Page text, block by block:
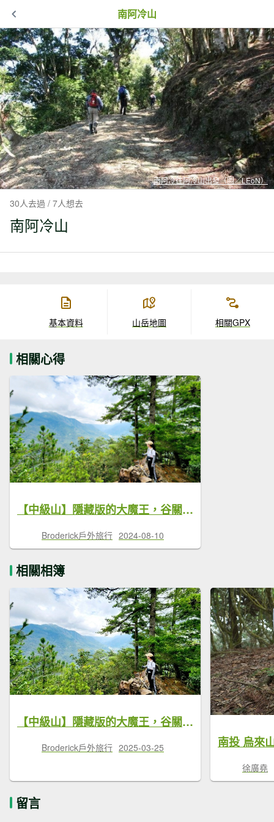
南阿冷山
南阿冷往阿冷山出發（圖／LEoN）
30人去過 / 7人想去
南阿冷山
基本資料 山岳地圖 相關GPX
相關心得
【中級山】隱藏版的大魔王，谷關第八雄，阿冷山，阿冷山前峰，阿冷山北峰
Broderick戶外旅行 2024-08-10
相關相簿
【中級山】隱藏版的大魔王，谷關第八雄，阿冷山，阿冷山前峰，阿冷山北峰
Broderick戶外旅行 2025-03-25
徐廣堯
留言